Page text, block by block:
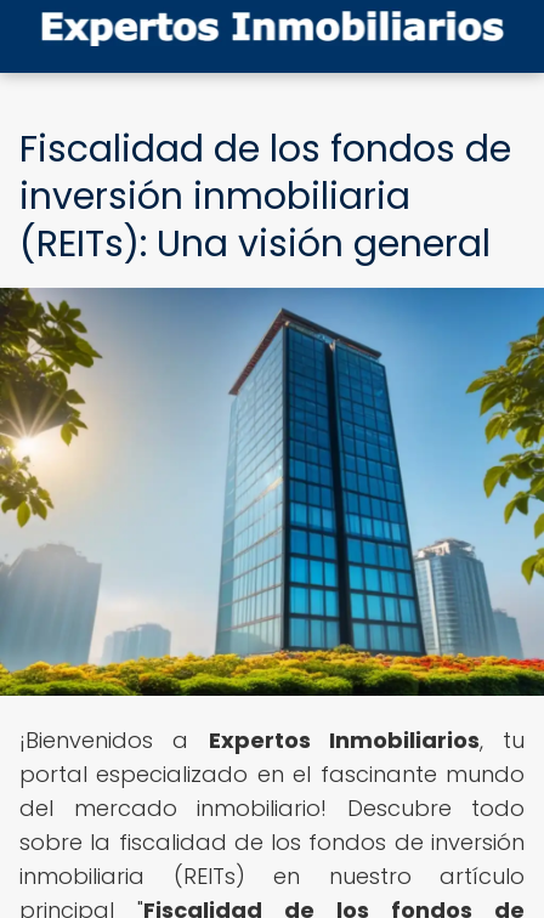
Fiscalidad de los fondos de
inversión inmobiliaria
(REITs): Una visión general
¡Bienvenidos a Expertos Inmobiliarios, tu
portal especializado en el fascinante mundo
del mercado inmobiliario! Descubre todo
sobre la fiscalidad de los fondos de inversión
inmobiliaria (REITs) en nuestro artículo
principal "Fiscalidad de los fondos de